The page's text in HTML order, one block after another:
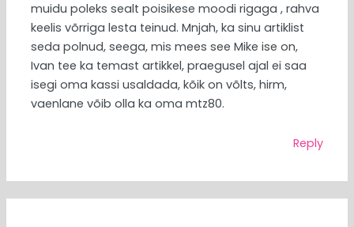
muidu poleks sealt poisikese moodi rigaga , rahva
keelis võrriga lesta teinud. Mnjah, ka sinu artiklist
seda polnud, seega, mis mees see Mike ise on,
Ivan tee ka temast artikkel, praegusel ajal ei saa
isegi oma kassi usaldada, kõik on võlts, hirm,
vaenlane võib olla ka oma mtz80.
Reply